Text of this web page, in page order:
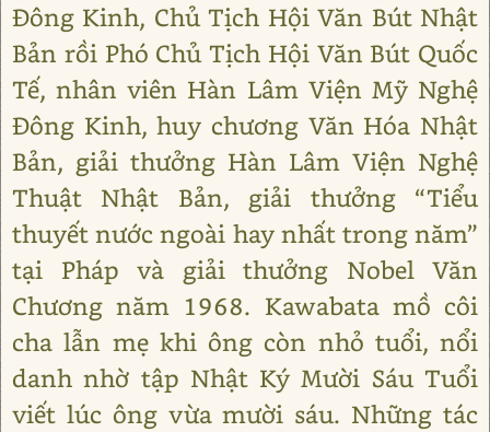
Đông Kinh, Chủ Tịch Hội Văn Bút Nhật
Bản rồi Phó Chủ Tịch Hội Văn Bút Quốc
Tế, nhân viên Hàn Lâm Viện Mỹ Nghệ
Đông Kinh, huy chương Văn Hóa Nhật
Bản, giải thưởng Hàn Lâm Viện Nghệ
Thuật Nhật Bản, giải thưởng “Tiểu
thuyết nước ngoài hay nhất trong năm”
tại Pháp và giải thưởng Nobel Văn
Chương năm 1968. Kawabata mồ côi
cha lẫn mẹ khi ông còn nhỏ tuổi, nổi
danh nhờ tập Nhật Ký Mười Sáu Tuổi
viết lúc ông vừa mười sáu. Những tác